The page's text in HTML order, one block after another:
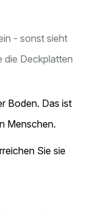
- sonst sieht
die Deckplatten
Boden. Das ist
Menschen.
Sie sie